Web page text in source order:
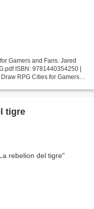
Gamers and Fans. Jared
ISBN: 9781440354250 |
RPG Cities for Gamers
tigre